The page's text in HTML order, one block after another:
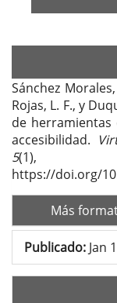
Sánchez
Rojas, L. F., y
de
accesibilidad.
5
https://doi.org/
Más
Publicado: Jan